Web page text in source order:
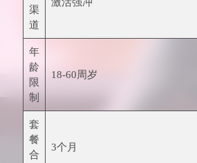
渠
道
年
龄
限
制
18-60周岁
套
餐
合
3个月